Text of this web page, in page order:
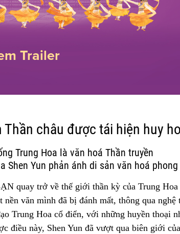
Trailer
Thần châu được tái hiện huy
Trung Hoa là văn hoá Thần truyền
Shen Yun phản ánh di sản văn hoá
quay trở về thế giới thần kỳ của Trung Hoa
văn mình đã bị đánh mất, thông qua nghệ
Trung Hoa cổ điển, với những huyền thoại
điều này, Shen Yun đã vượt qua biên giới